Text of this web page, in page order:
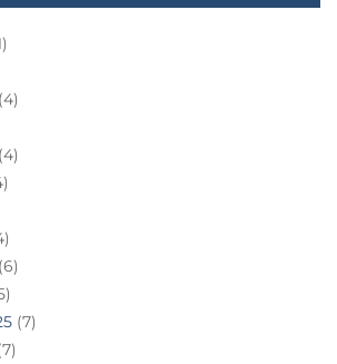
(4)
(4)
(6)
(7)